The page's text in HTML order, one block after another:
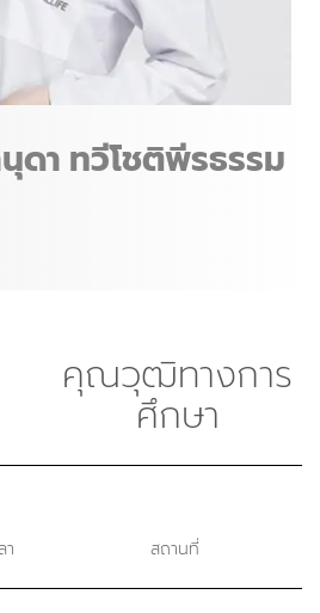
า ทวีโชติพีรธรรม
คุณวุฒิทางการ
ศึกษา
า สถานที่